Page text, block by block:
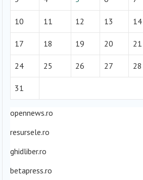
10 11 12 13 14
17 18 19 20 21
24 25 26 27 28
31
opennews.ro
resursele.ro
ghidliber.ro
betapress.ro